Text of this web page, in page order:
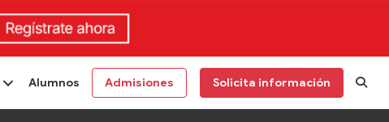
Alumnos Admisiones Solicita información